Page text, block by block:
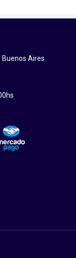
Buenos Aires